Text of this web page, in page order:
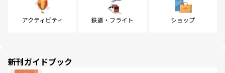
アクティビティ 鉄道・フライト ショップ
新刊ガイドブック